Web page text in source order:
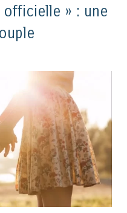
officielle » : une